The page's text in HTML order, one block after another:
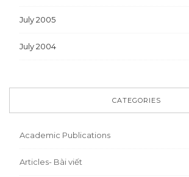
July 2005
July 2004
CATEGORIES
Academic Publications
Articles- Bài viết